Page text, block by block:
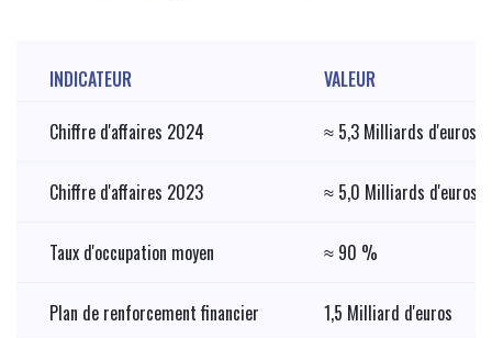
INDICATEUR
VALEUR
Chiffre d'affaires 2024
≈ 5,3 Milliards d'euros
Chiffre d'affaires 2023 ≈ 5,0 Milliards d'euros
Taux d'occupation moyen ≈ 90 %
Plan de renforcement financier 1,5 Milliard d'euros